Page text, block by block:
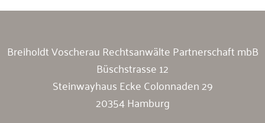
Breiholdt Voscherau Rechtsanwälte Partnerschaft mbB
Büschstrasse 12
Steinwayhaus Ecke Colonnaden 29
20354 Hamburg